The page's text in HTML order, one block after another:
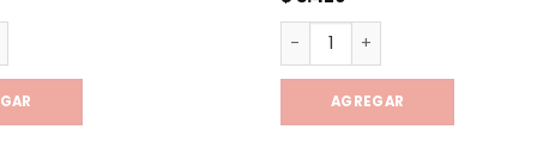
Tapon termo stanley cantidad
AGREGAR